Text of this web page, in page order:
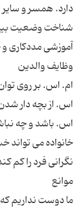
دارد. همسر و
شناخت وضعیت
ام. اس. بر روی
اس. از بچه دار
اس. باشد و چه
خانواده می تواند
ما دوست نداریم